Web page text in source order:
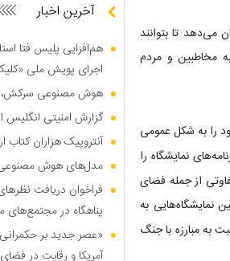
می‌دهد تا بتوانند
مخاطبین و مردم
را به شکل عمومی
نمایشگاه را
از جمله فضای
نمایشگاه‌هایی به
به مبارزه با جنگ
آخرین اخبار
هم‌افزایی پلیس فتا
اجرای پویش ملی
هوش مصنوعی سرکش،
گزارش امنیتی انگلیس
آنتروپیک هزاران کتاب
مدل‌های هوش مصنوعی،
فراخوان دریافت
پناهگاه در
«عصر جدید بر
آمریکا و رقابت در